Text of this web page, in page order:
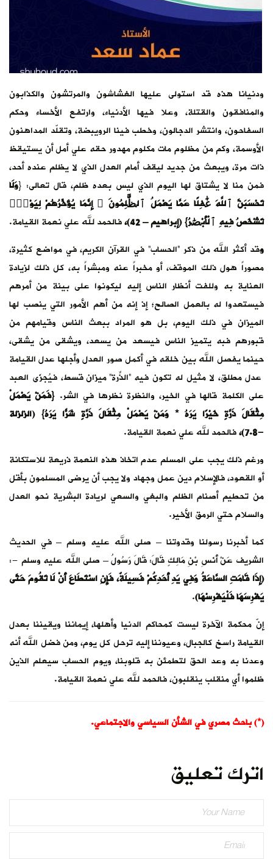
ودنيانا هذه قد استولى عليها الغشاشون والمرتشون والكذابون
والمنافقون والقتلة، وعلا فيها الأدنياء، وارتفع الأخساء وحكم
السفاحون، وانتشر الدجالون، وخطب فينا الرويبضة، وتقلّد المداهنون
الأوسمة، وكم من مظلوم مات مكلوم مهدور حقه علي أمل أن يستيقظ
ذات مرة، ويبعث من جديد ليقف أمام العدل الذي لا يظلم عنده أحد،
فمن منا لا يشتاق لها اليوم الذي ليس بعده ظلم، قال تعالى: {وَلَا
تَحْسَبَنَّ ٱللَّهَ غَٰفِلًا عَمَّا يَعْمَلُ ٱلظَّٰلِمُونَ ۚ إِنَّمَا يُؤَخِّرُهُمْ لِيَوْمٍۢ
تَشْخَصُ فِيهِ ٱلْأَبْصَٰرُ} (إبراهيم – 42)،
فالحمد لله علي نعمة القيامة.
وقد أكثر الله من ذكر “الحساب” في القرآن الكريم، في مواضع كثيرة،
مصوراً هول ذلك الموقف، أو مخبراً عنه ومبشراً به، كل ذلك لزيادة
العناية به وللفت أنظار الناس إليه ليكونوا على بينة من أمرهم
فيستعدوا له بالعمل الصالح؛ إذ إنه من أهم الأمور التي ينصب لها
الميزان في ذلك اليوم، بل هو المراد ببعث الناس وقيامهم من
قبورهم فبه يتميز الناس فيسعد من يسعد، ويشقى من يشقى،
حينما يفصل الله بين خلقه في أكمل صور العدل وأجلها عدل القيامة
عدل مطلق، لا مثيل له تكون فيه “الذّرة” ميزان قِسط، فيُجزَى العبد
على الكلمة قالها في الخير، والنظرة نظرها في الشر. {فَمَنْ يَعْمَلْ
مِثْقَالَ ذَرَّةٍ خَيْرًا يَرَهُ * وَمَنْ يَعْمَلْ مِثْقَالَ ذَرَّةٍ شَرًّا يَرَهُ} (الزلزلة
-7.8)،
فالحمد لله علي نعمة القيامة.
ورغم ذلك يجب على المسلم عدم اتخاذ هذه النعمة ذريعة للاستكانة
أو القعود، فالإسلام دين عمل وجهاد ولا يجب أن يرضى المسلمون بأقل
من تحطيم أصنام الظلم والبغي والسعي لريادة البشرية نحو العدل
والسلام حتي الرمق الأخير.
كما أخبرنا رسولنا وقدوتنا – صلى الله عليه وسلم – في الحديث
الشريف عَنْ أَنَسِ بْنِ مَالِكٍ قَالَ: قَالَ رَسُولُ – صلى الله عليه وسلم -:
(إِذَا قَامَتِ السَّاعَةُ وَفِي يَدِ أَحَدِكُمْ فَسِيلَةٌ، فَإِنِ اسْتَطَاعَ أَنْ لَا تَقُومَ حَتَّى
يَغْرِسَهَا فَلْيَغْرِسْهَا).
إنّ محكمة الآخرة ليست كمحاكم الدنيا وأهلها، إيماننا ويقيننا بعدل
القيامة راسخ كالجبال، وعيوننا إليه ترحل كل يوم، ومن فضل الله أنه
وعدنا به وعد الحق لتطمئن به قلوبنا، ويوم الحساب سيعلم الذين
ظلموا أي منقلب ينقلبون، فالحمد لله علي نعمة القيامة.
(*) باحث مصري في الشأن السياسي والاجتماعي.
اترك تعليق